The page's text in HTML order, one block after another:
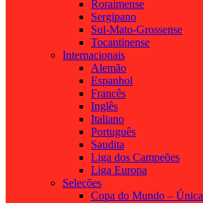
Roraimense
Sergipano
Sul-Mato-Grossense
Tocantinense
Internacionais
Alemão
Espanhol
Francês
Inglês
Italiano
Português
Saudita
Liga dos Campeões
Liga Europa
Seleções
Copa do Mundo – Única